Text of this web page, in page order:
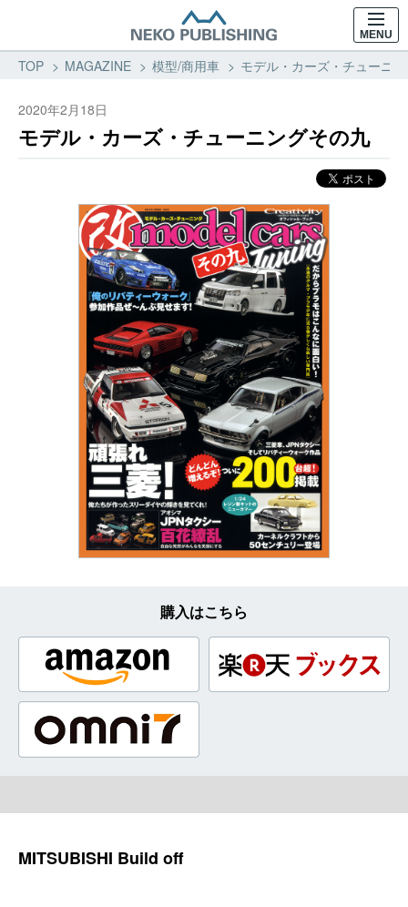
MENU
TOP MAGAZINE 模型/商用車 モデル・カーズ・チューニ
2020年2月18日
モデル・カーズ・チューニングその九
購入はこちら
MITSUBISHI Build off